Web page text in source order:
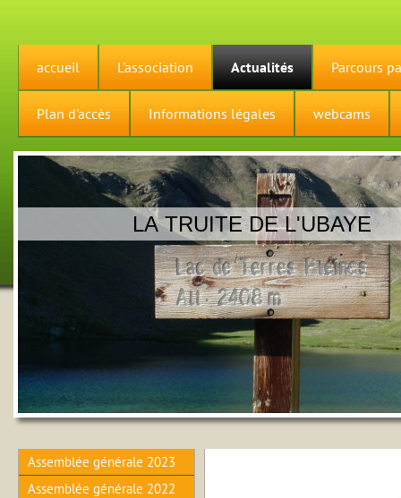
accueil L'association Actualités Parcours
Plan d'accès Informations légales webcams
LA TRUITE DE L'UBAYE
Assemblée générale 2023
Assemblée générale 2022